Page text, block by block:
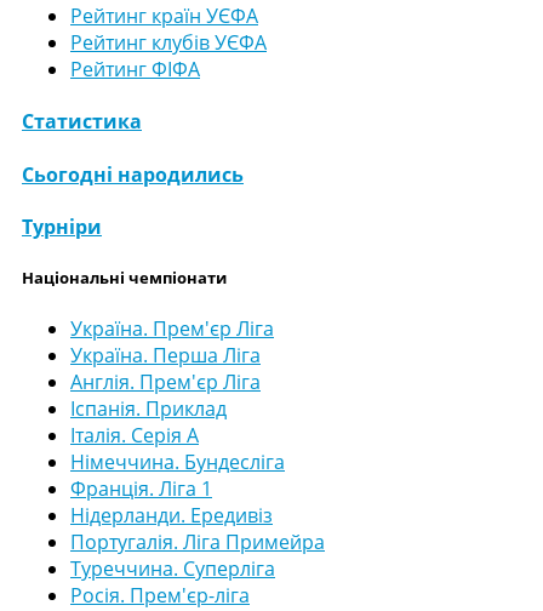
Рейтинг країн УЄФА
Рейтинг клубів УЄФА
Рейтинг ФІФА
Статистика
Сьогодні народились
Турніри
Національні чемпіонати
Україна. Прем'єр Ліга
Україна. Перша Ліга
Англія. Прем'єр Ліга
Іспанія. Приклад
Італія. Серія А
Німеччина. Бундесліга
Франція. Ліга 1
Нідерланди. Ередивіз
Португалія. Ліга Примейра
Туреччина. Суперліга
Росія. Прем'єр-ліга